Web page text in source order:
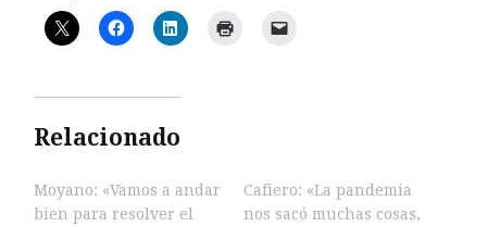
Relacionado
Moyano: «Vamos a andar
bien para resolver el
Cafiero: «La pandemia
nos sacó muchas cosas,